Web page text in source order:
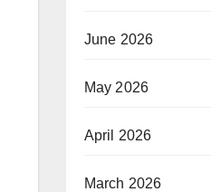
June 2026
May 2026
April 2026
March 2026